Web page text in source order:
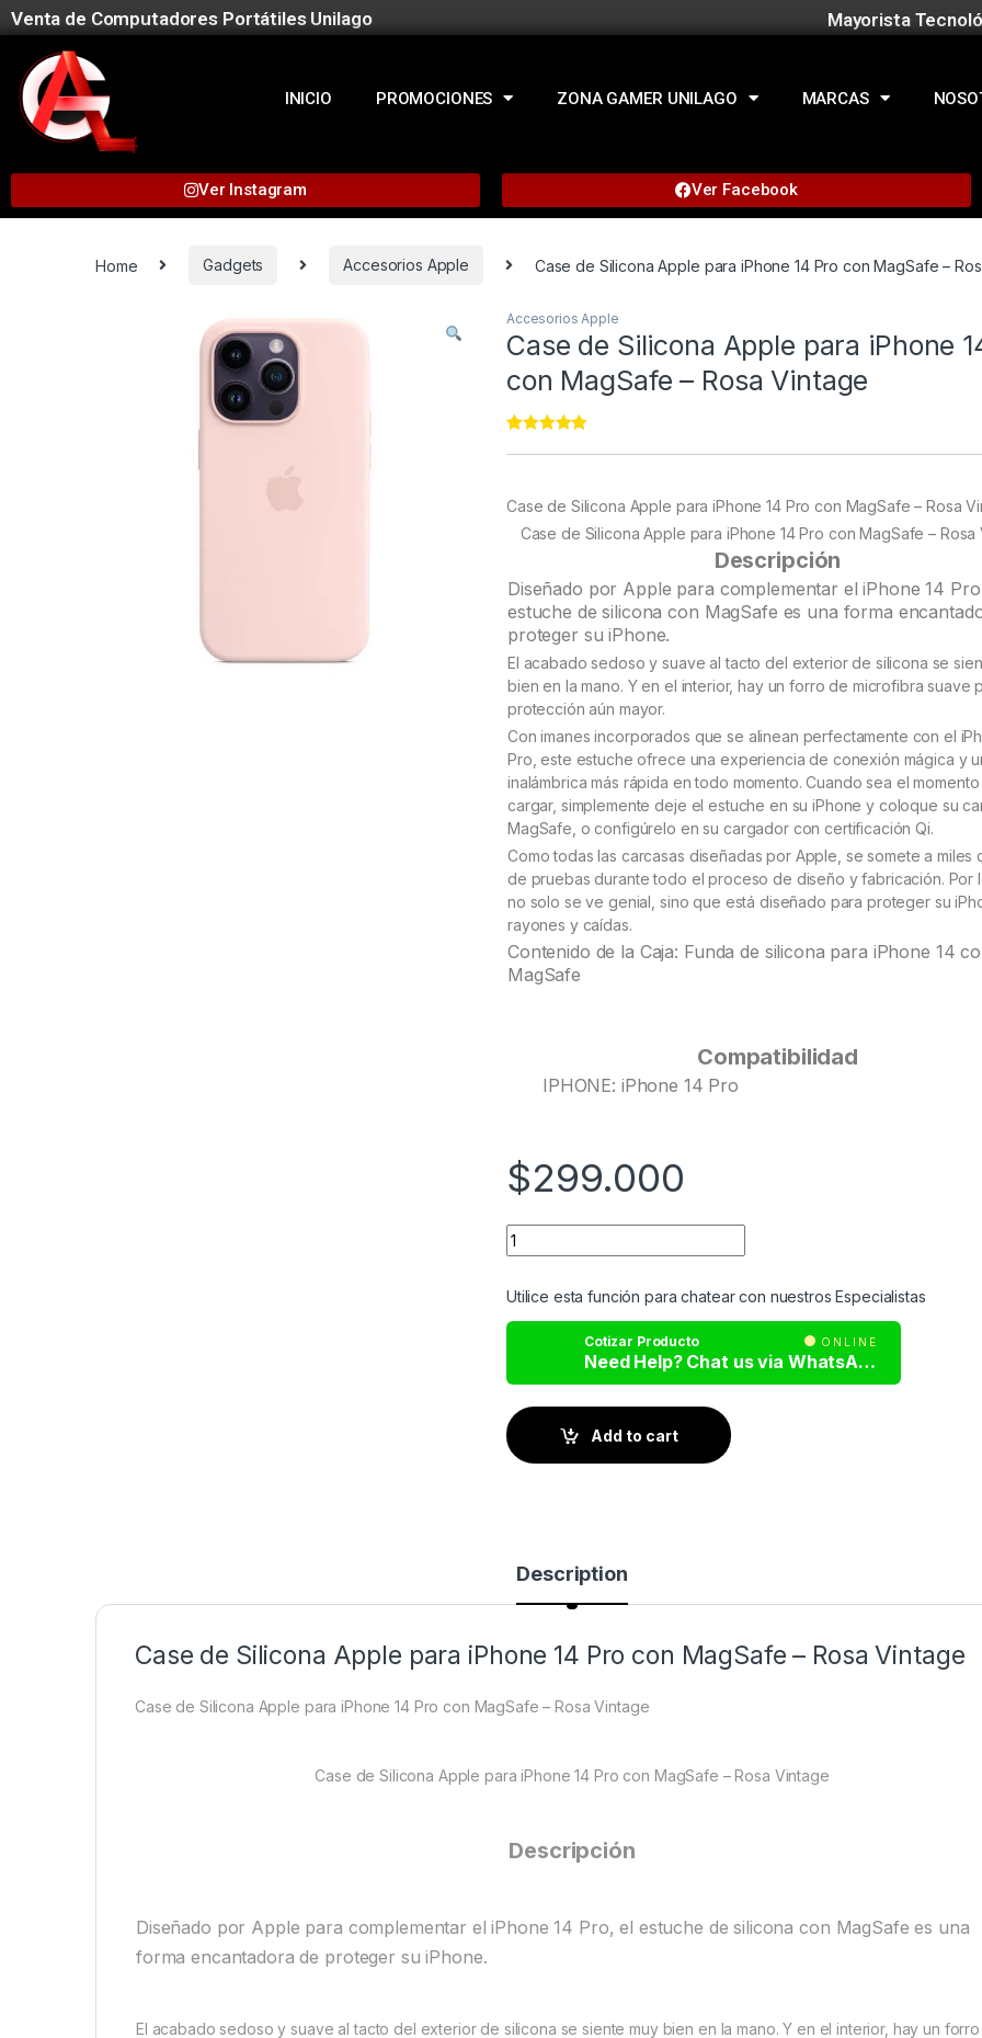
Venta de Computadores Portátiles Unilago Mayorista
INICIO PROMOCIONES ZONA GAMER UNILAGO MARCAS
Ver Instagram Ver Facebook
Home Gadgets Accesorios Apple Case de Silicona Apple para iPhone 14 Pro con MagSafe –
Accesorios Apple
Case de Silicona Apple para iPhone
con MagSafe – Rosa Vintage
ratings
Case de Silicona Apple para iPhone 14 Pro con MagSafe – Rosa
Case de Silicona Apple para iPhone 14 Pro con MagSafe – Rosa
Descripción
Diseñado por Apple para complementar el iPhone 14
estuche de silicona con MagSafe es una forma
proteger su iPhone.
El acabado sedoso y suave al tacto del exterior de silicona se
bien en la mano. Y en el interior, hay un forro de microfibra suave
protección aún mayor.
Con imanes incorporados que se alinean perfectamente con el
Pro, este estuche ofrece una experiencia de conexión mágica y
inalámbrica más rápida en todo momento. Cuando sea el
cargar, simplemente deje el estuche en su iPhone y coloque su
MagSafe, o configúrelo en su cargador con certificación Qi.
Como todas las carcasas diseñadas por Apple, se somete a miles
de pruebas durante todo el proceso de diseño y fabricación. Por
no solo se ve genial, sino que está diseñado para proteger su
rayones y caídas.
Contenido de la Caja: Funda de silicona para iPhone 14
MagSafe
Compatibilidad
IPHONE: iPhone 14 Pro
$299.000
Utilice esta función para chatear con nuestros Especialistas
Cotizar Producto ONLINE
Need Help? Chat us via WhatsApp
Add to cart
Description
Case de Silicona Apple para iPhone 14 Pro con MagSafe – Rosa Vintage
Case de Silicona Apple para iPhone 14 Pro con MagSafe – Rosa Vintage
Case de Silicona Apple para iPhone 14 Pro con MagSafe – Rosa Vintage
Descripción
Diseñado por Apple para complementar el iPhone 14 Pro, el estuche de silicona con MagSafe es una
forma encantadora de proteger su iPhone.
El acabado sedoso y suave al tacto del exterior de silicona se siente muy bien en la mano. Y en el interior, hay un